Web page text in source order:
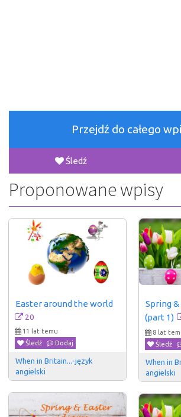
Przejdź do całego
Śledź
Proponowane wpisy
Easter around the world
20
11 lat temu
Śledź
Dodaj
When in Britain...-język
angielski
Spring
(part 1)
8 lat
Śledź
When in
angielski